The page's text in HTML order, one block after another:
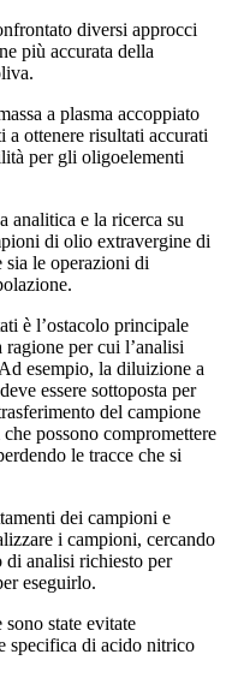
diversi approcci
più accurata della
a plasma accoppiato
ottenere risultati accurati
per gli oligoelementi
analitica e la ricerca su
di olio extravergine di
le operazioni di
è l’ostacolo principale
per cui l’analisi
esempio, la diluizione a
essere sottoposta per
del campione
possono compromettere
le tracce che si
dei campioni e
i campioni, cercando
di analisi richiesto per
eseguirlo.
state evitate
specifica di acido nitrico